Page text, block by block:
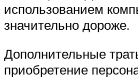
использованием
значительно дороже.
Дополнительные
приобретение